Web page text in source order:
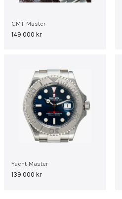
GMT-Master
149 000 kr
Yacht-Master
139 000 kr